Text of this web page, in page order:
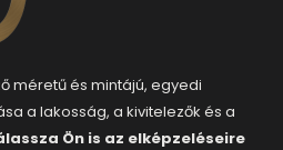
méretű és mintájú, egyedi
a lakosság, a kivitelezők és a
Ön is az elképzeléseire